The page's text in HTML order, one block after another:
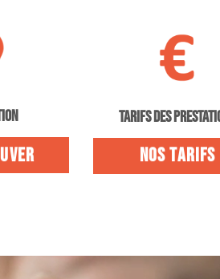
TARIFS DES
NOS TARIFS